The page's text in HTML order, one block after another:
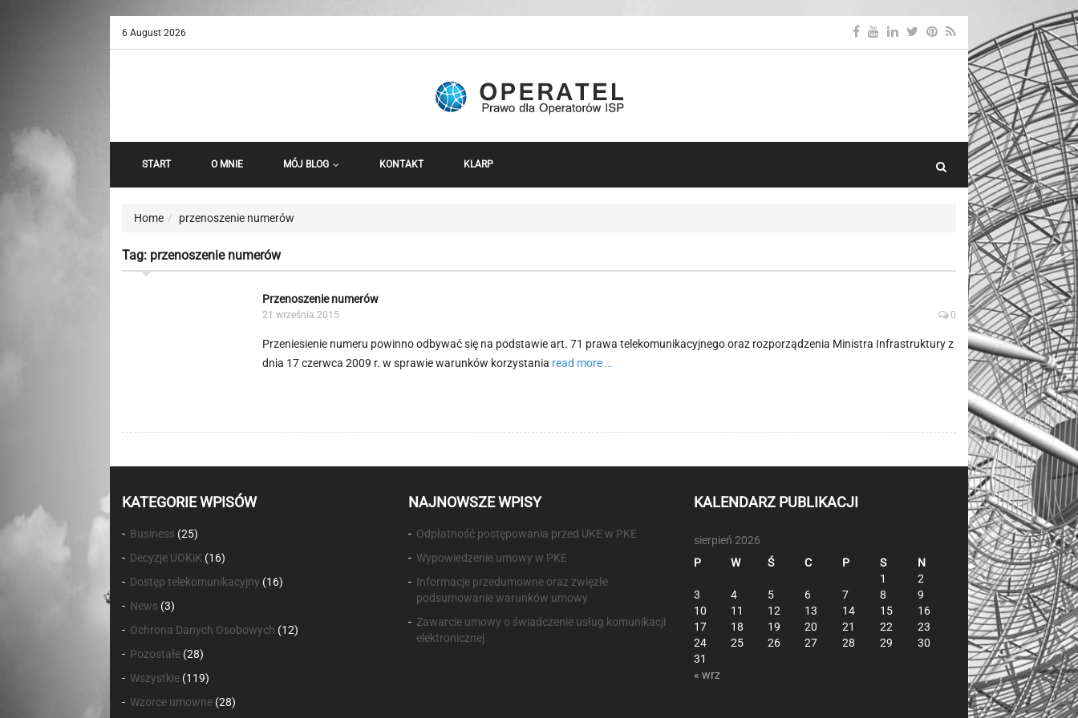
6 August 2026
START O MNIE MÓJ BLOG KONTAKT KLARP Search Toggle
Home przenoszenie numerów
Tag: przenoszenie numerów
Przenoszenie numerów
21 września 2015 0
Przeniesienie numeru powinno odbywać się na podstawie art. 71 prawa telekomunikacyjnego oraz rozporządzenia Ministra Infrastruktury z
dnia 17 czerwca 2009 r. w sprawie warunków korzystania read more …
KATEGORIE WPISÓW
Business (25)
Decyzje UOKiK (16)
Dostęp telekomunikacyjny (16)
News (3)
Ochrona Danych Osobowych (12)
Pozostałe (28)
Wszystkie (119)
Wzorce umowne (28)
NAJNOWSZE WPISY
Odpłatność postępowania przed UKE w PKE
Wypowiedzenie umowy w PKE
Informacje przedumowne oraz zwięzłe
podsumowanie warunków umowy
Zawarcie umowy o świadczenie usług komunikacji
elektronicznej
KALENDARZ PUBLIKACJI
sierpień 2026
P
W Ś C P S
N
1
2
3
4 5 6 7 8
9
10
11 12 13 14 15
16
17
18 19 20 21 22
23
24
25 26 27 28 29
30
31
« wrz